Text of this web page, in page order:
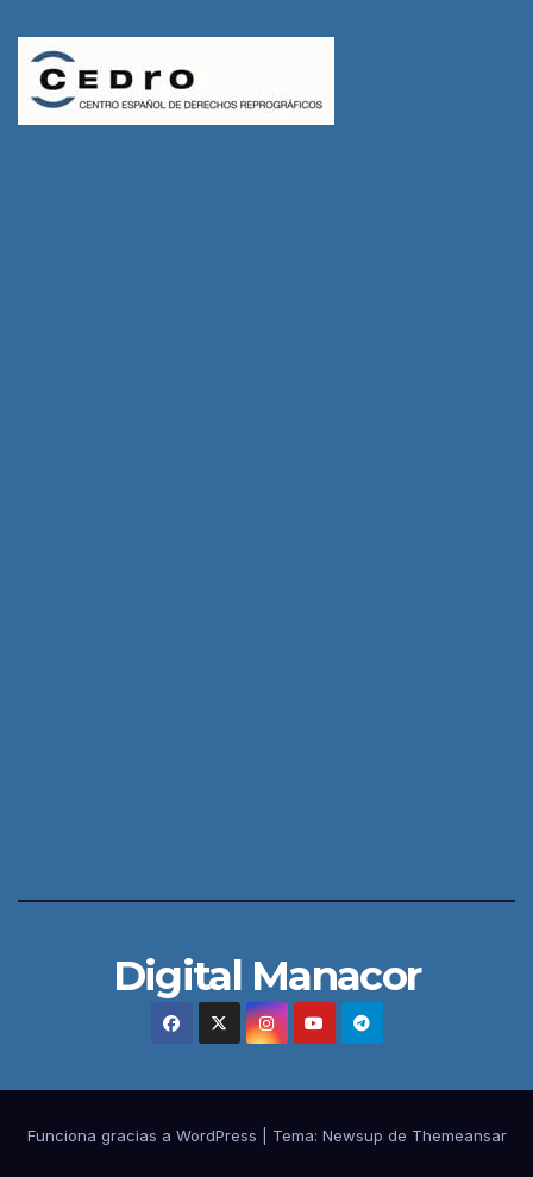
Digital Manacor
Funciona gracias a WordPress Tema: Newsup de Themeansar